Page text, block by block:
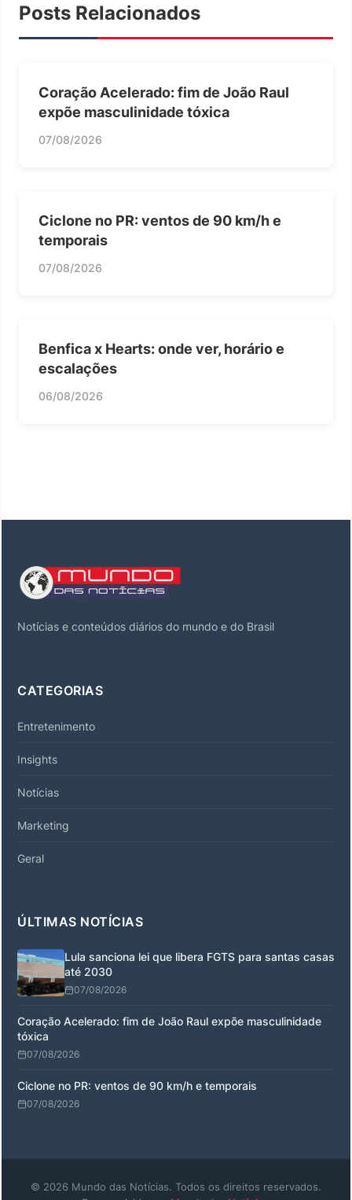
Posts Relacionados
Coração Acelerado: fim de João Raul
expõe masculinidade tóxica
07/08/2026
Ciclone no PR: ventos de 90 km/h e
temporais
07/08/2026
Benfica x Hearts: onde ver, horário e
escalações
06/08/2026
Notícias e conteúdos diários do mundo e do Brasil
CATEGORIAS
Entretenimento
Insights
Notícias
Marketing
Geral
ÚLTIMAS NOTÍCIAS
Lula sanciona lei que libera FGTS para santas casas
até 2030
07/08/2026
Coração Acelerado: fim de João Raul expõe masculinidade
tóxica
07/08/2026
Ciclone no PR: ventos de 90 km/h e temporais
07/08/2026
© 2026 Mundo das Notícias. Todos os direitos reservados.